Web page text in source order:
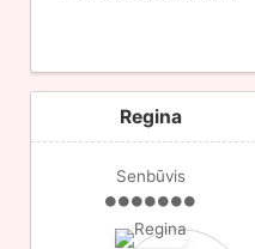
Regina
Senbūvis